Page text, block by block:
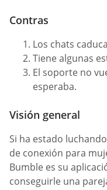
Contras
Los chats
Tiene algunas
El soporte no
esperaba.
Visión general
Si ha estado
de conexión para
Bumble es su
conseguirle una